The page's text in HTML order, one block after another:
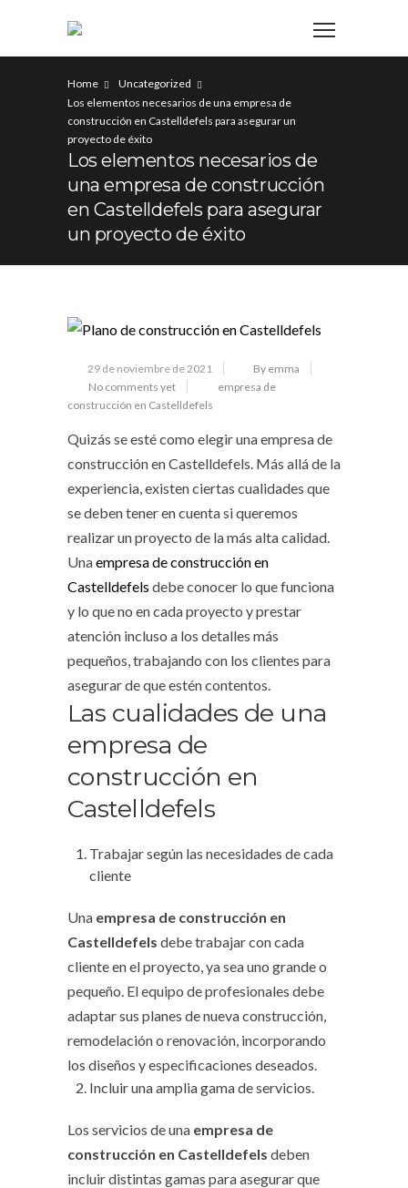
Home
Uncategorized
Los elementos necesarios de una empresa de
construcción en Castelldefels para asegurar un
proyecto de éxito
Los elementos necesarios de
una empresa de construcción
en Castelldefels para asegurar
un proyecto de éxito
29 de noviembre de 2021
By emma
No comments yet
empresa de
construcción en Castelldefels
Quizás se esté como elegir una empresa de
construcción en Castelldefels. Más allá de la
experiencia, existen ciertas cualidades que
se deben tener en cuenta si queremos
realizar un proyecto de la más alta calidad.
Unaempresa de construcción en
Castelldefels debe conocer lo que funciona
y lo que no en cada proyecto y prestar
atención incluso a los detalles más
pequeños, trabajando con los clientes para
asegurar de que estén contentos.
Las cualidades de una
empresa de
construcción en
Castelldefels
Trabajar según las necesidades de cada
cliente
Una empresa de construcción en
Castelldefels debe trabajar con cada
cliente en el proyecto, ya sea uno grande o
pequeño. El equipo de profesionales debe
adaptar sus planes de nueva construcción,
remodelación o renovación, incorporando
los diseños y especificaciones deseados.
Incluir una amplia gama de servicios.
Los servicios de una empresa de
construcción en Castelldefels deben
incluir distintas gamas para asegurar que